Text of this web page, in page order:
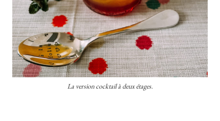
La version cocktail à deux étages.